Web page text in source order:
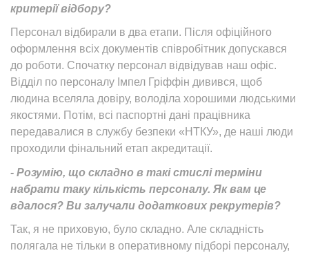
критерії відбору?
Персонал відбирали в два етапи. Після офіційного
оформлення всіх документів співробітник допускався
до роботи. Спочатку персонал відвідував наш офіс.
Відділ по персоналу Імпел Гріффін дивився, щоб
людина вселяла довіру, володіла хорошими людськими
якостями. Потім, всі паспортні дані працівника
передавалися в службу безпеки «НТКУ», де наші люди
проходили фінальний етап акредитації.
- Розумію, що складно в такі стислі терміни
набрати таку кількість персоналу. Як вам це
вдалося? Ви залучали додаткових рекрутерів?
Так, я не приховую, було складно. Але складність
полягала не тільки в оперативному підборі персоналу,